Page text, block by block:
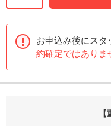
お申込み後にスタ
約確定ではありま